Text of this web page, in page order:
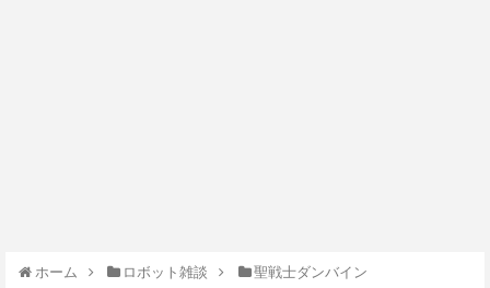
ホーム ロボット雑談 聖戦士ダンバイン